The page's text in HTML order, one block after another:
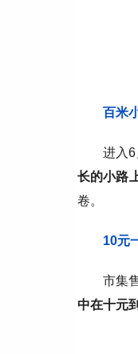
百米
进入
长的小路
卷。
10元
市集
中在十元